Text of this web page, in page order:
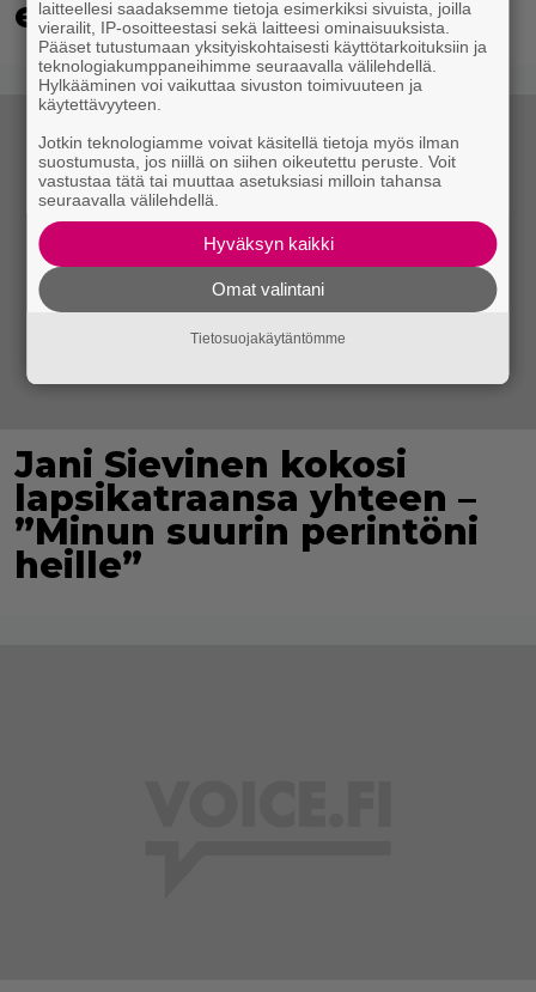
esitetään Ylellä
Jani Sievinen kokosi
lapsikatraansa yhteen –
”Minun suurin perintöni
heille”
laitteellesi saadaksemme tietoja esimerkiksi sivuista, joilla
vierailit, IP-osoitteestasi sekä laitteesi ominaisuuksista.
Pääset tutustumaan yksityiskohtaisesti käyttötarkoituksiin ja
teknologiakumppaneihimme seuraavalla välilehdellä.
Hylkääminen voi vaikuttaa sivuston toimivuuteen ja
käytettävyyteen.
Jotkin teknologiamme voivat käsitellä tietoja myös ilman
suostumusta, jos niillä on siihen oikeutettu peruste. Voit
vastustaa tätä tai muuttaa asetuksiasi milloin tahansa
seuraavalla välilehdellä.
Hyväksyn kaikki
Omat valintani
Tietosuojakäytäntömme